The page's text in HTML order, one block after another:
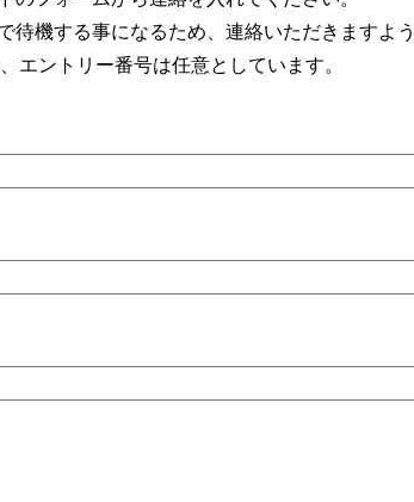
機する事になるため、連絡いただきますよう
エントリー番号は任意としています。